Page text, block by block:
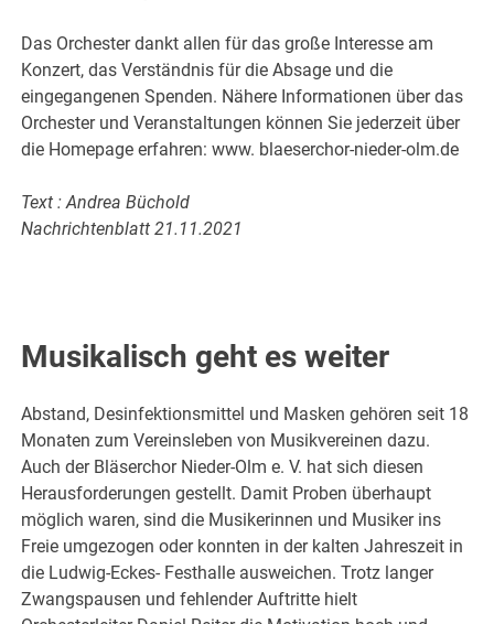
Das Orchester dankt allen für das große Interesse am
Konzert, das Verständnis für die Absage und die
eingegangenen Spenden. Nähere Informationen über das
Orchester und Veranstaltungen können Sie jederzeit über
die Homepage erfahren: www. blaeserchor-nieder-olm.de
Text : Andrea Büchold
Nachrichtenblatt 21.11.2021
Musikalisch geht es weiter
Abstand, Desinfektionsmittel und Masken gehören seit 18
Monaten zum Vereinsleben von Musikvereinen dazu.
Auch der Bläserchor Nieder-Olm e. V. hat sich diesen
Herausforderungen gestellt. Damit Proben überhaupt
möglich waren, sind die Musikerinnen und Musiker ins
Freie umgezogen oder konnten in der kalten Jahreszeit in
die Ludwig-Eckes- Festhalle ausweichen. Trotz langer
Zwangspausen und fehlender Auftritte hielt